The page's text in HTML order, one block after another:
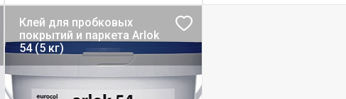
Клей для пробковых
покрытий и паркета Arlok
54 (5 кг)